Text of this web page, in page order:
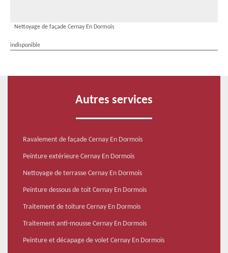
Nettoyage de façade Cernay En Dormois
indisponible
Autres services
Ravalement de façade Cernay En Dormois
Peinture extérieure Cernay En Dormois
Nettoyage de terrasse Cernay En Dormois
Peinture dessous de toit Cernay En Dormois
Traitement de toiture Cernay En Dormois
Traitement anti-mousse Cernay En Dormois
Peinture et décapage de volet Cernay En Dormois